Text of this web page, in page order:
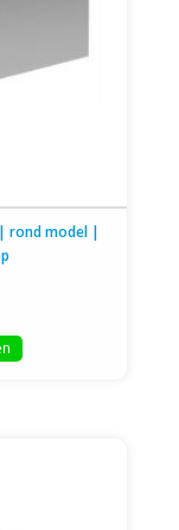
rond model |